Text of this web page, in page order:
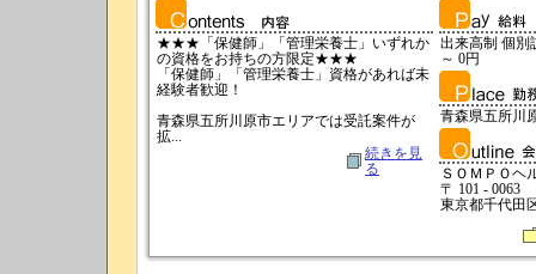
★★★「保健師」「管理栄養士」いずれか
の資格をお持ちの方限定★★★
「保健師」「管理栄養士」資格があれば未
経験者歓迎！
青森県五所川原市エリアでは受託案件が
拡...
続きを見
る
出来高制 個別
～ 0円
青森県五所川
ＳＯＭＰＯヘ
〒 101 - 0063
東京都千代田